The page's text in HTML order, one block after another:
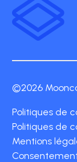
©2026
Politiques de
Politiques de
Mentions